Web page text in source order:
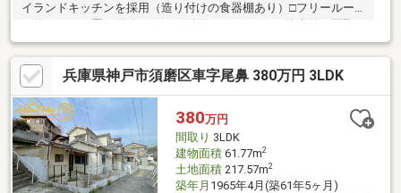
イランドキッチンを採用（造り付けの食器棚あり）□フリールー
り変更にも対応可能です□納戸２．７畳、書斎１．２畳の空間も
多様に活用いただけます■長期優良住宅
兵庫県神戸市須磨区車字尾鼻 380万円 3LDK
380万円
間取り 3LDK
建物面積61.77m2
土地面積217.57m2
築年月 1965年4月(築61年5ヶ月)